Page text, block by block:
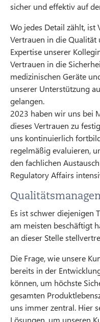
sicher und effektiv auf
Wo jedes Detail zählt, ist
Vertrauen in die Qualität
Expertise unserer
Vertrauen in die
medizinischen Geräte
unserer Unterstützung
gelangen.
2023 haben wir uns bei
dieses Vertrauen zu
uns kontinuierlich
regelmäßig evaluieren,
den fachlichen
Regulatory Affairs
Es ist schwer diejenigen
am meisten beschäftigt
an dieser Stelle
Die Frage, wie unsere
bereits in der
können, um höchste
gesamten
uns immer zentral. Hier
Lösungen, um unseren